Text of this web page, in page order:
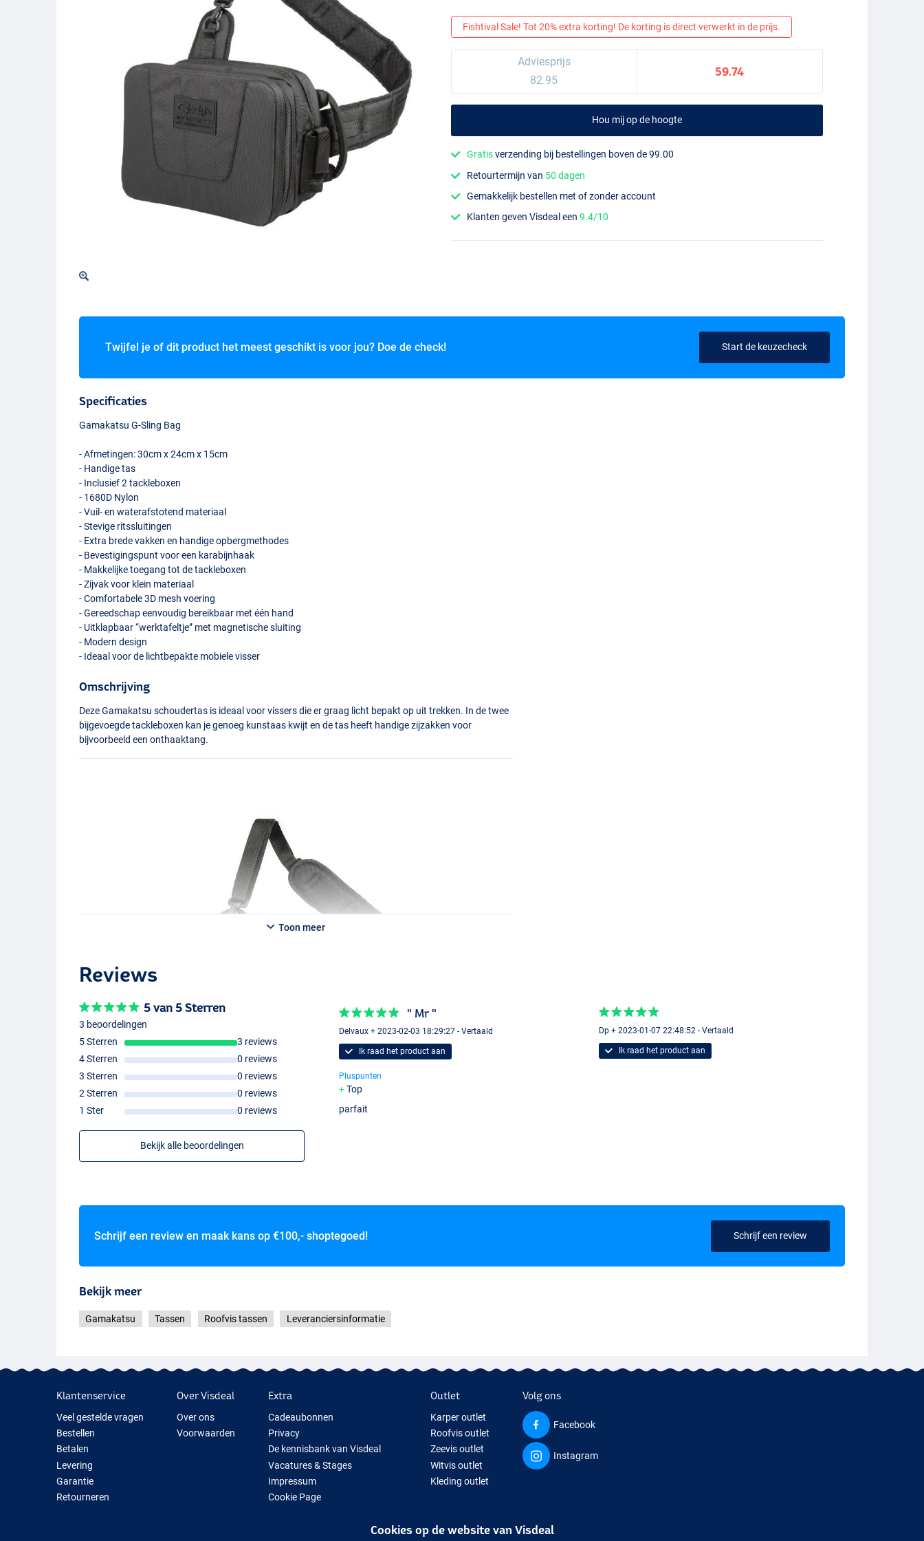
Fishtival Sale! Tot 20% extra korting! De korting is direct verwerkt in de prijs.
Adviesprijs
82.95
59.74
Hou mij op de hoogte
Gratisverzending bij bestellingen boven de 99.00
Retourtermijn van 50 dagen
Gemakkelijk bestellen met of zonder account
Klanten geven Visdeal een9.4/10
Twijfel je of dit product het meest geschikt is voor jou? Doe de check! Start de keuzecheck
Specificaties
Gamakatsu G-Sling Bag
- Afmetingen: 30cm x 24cm x 15cm
- Handige tas
- Inclusief 2 tackleboxen
- 1680D Nylon
- Vuil- en waterafstotend materiaal
- Stevige ritssluitingen
- Extra brede vakken en handige opbergmethodes
- Bevestigingspunt voor een karabijnhaak
- Makkelijke toegang tot de tackleboxen
- Zijvak voor klein materiaal
- Comfortabele 3D mesh voering
- Gereedschap eenvoudig bereikbaar met één hand
- Uitklapbaar “werktafeltje” met magnetische sluiting
- Modern design
- Ideaal voor de lichtbepakte mobiele visser
Omschrijving
Deze Gamakatsu schoudertas is ideaal voor vissers die er graag licht bepakt op uit trekken. In de twee
bijgevoegde tackleboxen kan je genoeg kunstaas kwijt en de tas heeft handige zijzakken voor
bijvoorbeeld een onthaaktang.
Toon meer
Reviews
5 van 5 Sterren
3 beoordelingen
5 Sterren
3 reviews
4 Sterren
0 reviews
3 Sterren
0 reviews
2 Sterren
0 reviews
1 Ster
0 reviews
Bekijk alle beoordelingen
" Mr "
Delvaux + 2023-02-03 18:29:27 - Vertaald
Ik raad het product aan
Pluspunten
Top
parfait
Dp + 2023-01-07 22:48:52 - Vertaald
Ik raad het product aan
Schrijf een review en maak kans op €100,- shoptegoed! Schrijf een review
Bekijk meer
Gamakatsu Tassen Roofvis tassen Leveranciersinformatie
Klantenservice
Veel gestelde vragen
Bestellen
Betalen
Levering
Garantie
Retourneren
Over Visdeal
Over ons
Voorwaarden
Extra
Cadeaubonnen
Privacy
De kennisbank van Visdeal
Vacatures & Stages
Impressum
Cookie Page
Outlet
Karper outlet
Roofvis outlet
Zeevis outlet
Witvis outlet
Kleding outlet
Volg ons
Facebook
Instagram
Cookies op de website van Visdeal